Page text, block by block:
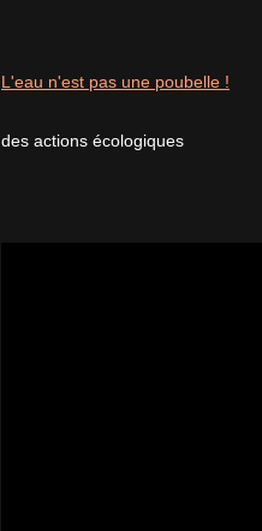
L'eau n'est pas une poubelle !
des actions écologiques